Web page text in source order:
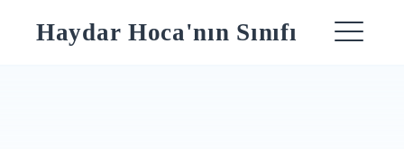
Haydar Hoca'nın Sınıfı